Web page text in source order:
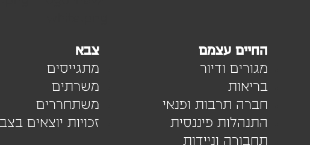
החיים עצמם
מגורים ודיור
בריאות
חברה תרבות ופנאי
התנהלות פיננסית
תחבורה וניידות
צבא
מתגייסים
משרתים
משתחררים
זכויות יוצאים